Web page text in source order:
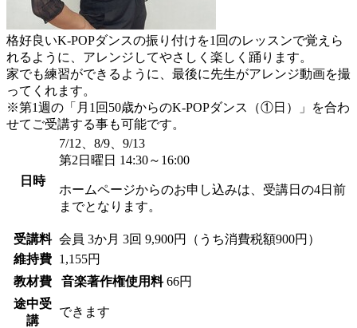
格好良いK-POPダンスの振り付けを1回のレッスンで覚えら
れるように、アレンジしてやさしく楽しく踊ります。
家でも練習ができるように、最後に先生がアレンジ動画を撮
ってくれます。
※第1週の「月1回50歳からのK-POPダンス（①日）」を合わ
せてご受講する事も可能です。
日時
7/12、8/9、9/13
第2日曜日 14:30～16:00
ホームページからのお申し込みは、受講日の4日前
までとなります。
受講料 会員 3か月 3回 9,900円（うち消費税額900円）
維持費
1,155円
教材費
音楽著作権使用料 66円
途中受
講
できます